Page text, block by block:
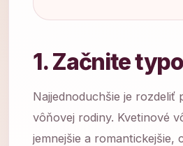
1. Začnite
Najjednoduchšie je rozdeliť
vôňovej rodiny. Kvetinové
jemnejšie a romantickejšie,